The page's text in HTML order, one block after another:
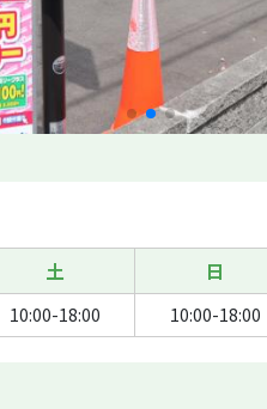
土 日
10:00-18:00 10:00-18:00